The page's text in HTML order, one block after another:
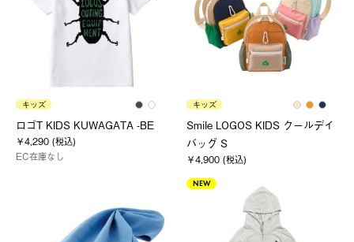
キッズ
ロゴT KIDS KUWAGATA -BE
￥4,290 (税込)
EC在庫なし
キッズ
Smile LOGOS KIDS クールデイ
バッグ S
￥4,900 (税込)
NEW